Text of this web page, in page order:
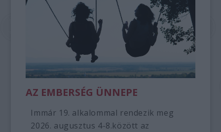
AZ EMBERSÉG ÜNNEPE
Immár 19. alkalommal rendezik meg
2026. augusztus 4-8.között az